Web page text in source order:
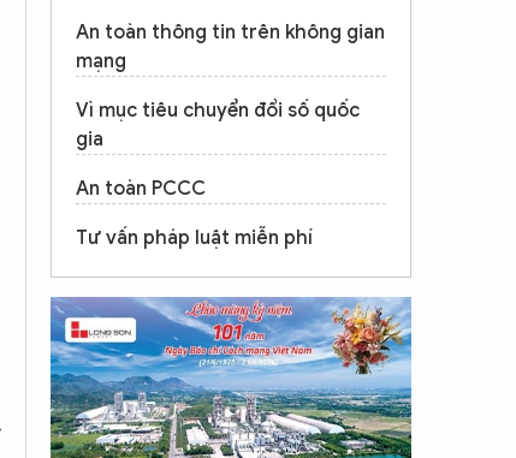
An toàn thông tin trên không gian
mạng
Vì mục tiêu chuyển đổi số quốc
gia
An toàn PCCC
Tư vấn pháp luật miễn phí